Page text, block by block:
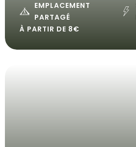
EMPLACEMENT
PARTAGÉ
À PARTIR DE 8€